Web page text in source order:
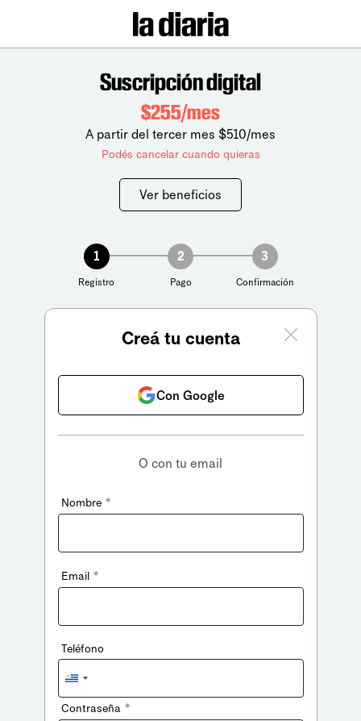
Suscripción digital
$255/mes
A partir del tercer mes $510/mes
Podés cancelar cuando quieras
Ver beneficios
1
Registro
2
Pago
3
Confirmación
Creá tu cuenta
Con Google
O con tu email
Nombre *
Email *
Teléfono
Uruguay
+598
Contraseña *